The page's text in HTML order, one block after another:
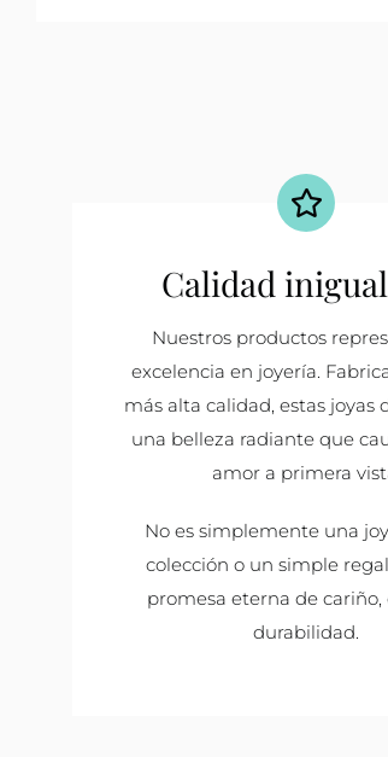
Calidad
Nuestros productos
excelencia en joyería.
más alta calidad, estas joyas
una belleza radiante que
amor a primera
No es simplemente una
colección o un simple
promesa eterna de cariño,
durabilidad.